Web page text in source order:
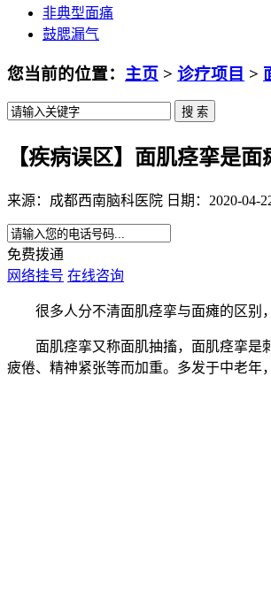
非典型面痛
鼓腮漏气
您当前的位置： 主页 > 诊疗项目 >
【疾病误区】面肌痉挛是
来源：成都西南脑科医院 日期：2020-04-
免费拨通
网络挂号 在线咨询
很多人分不清面肌痉挛与面瘫的区别，
面肌痉挛又称面肌抽搐，面肌痉挛是刺
疲倦、精神紧张等而加重。多发于中老年